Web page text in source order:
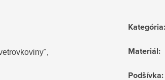
Kategória:
Materiál:
Podšívka: